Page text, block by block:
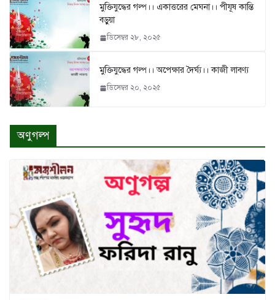
মুক্তিযুদ্ধের গল্প।। একাত্তরের মেঘনা।। পীযূষ কান্তি
বড়ুয়া
ডিসেম্বর ২৮, ২০২৫
মুক্তিযুদ্ধের গল্প।। অপেক্ষার দৈর্ঘ্য।। কাজী লাবণ্য
ডিসেম্বর ২০, ২০২৫
অণুগল্প